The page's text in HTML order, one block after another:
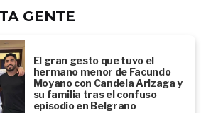
GENTE
El gran gesto que tuvo el
hermano menor de Facundo
Moyano con Candela Arizaga y
su familia tras el confuso
episodio en Belgrano